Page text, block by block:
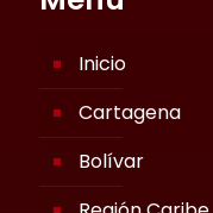
Inicio
Cartagena
Bolívar